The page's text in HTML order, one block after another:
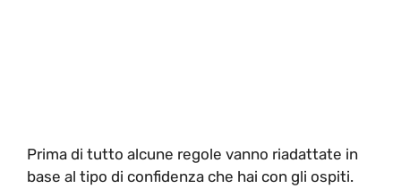
Prima di tutto alcune regole vanno riadattate in
base al tipo di confidenza che hai con gli ospiti.